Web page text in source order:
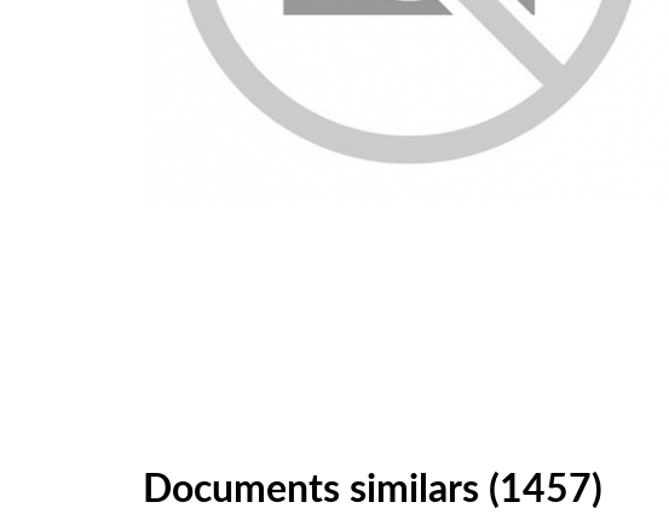
Documents similars (1457)